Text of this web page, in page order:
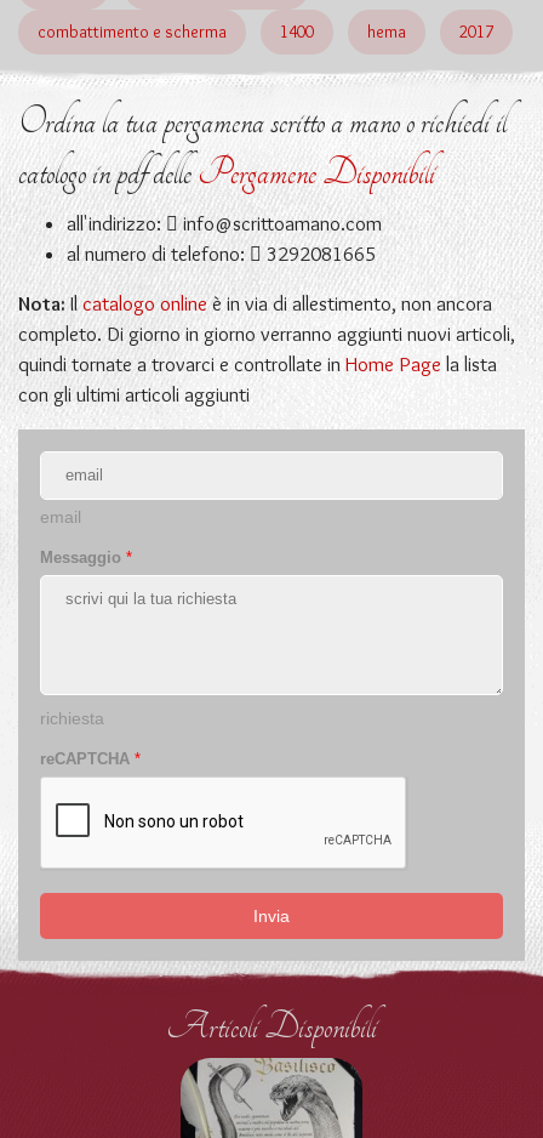
combattimento e scherma 1400 hema 2017
Ordina la tua pergamena scritto a mano o richiedi il
catologo in pdf dellePergamene Disponibili
all'indirizzo: info@scrittoamano.com
al numero di telefono:
3292081665
Nota:Il catalogo onlineè in via di allestimento, non ancora
completo. Di giorno in giorno verranno aggiunti nuovi articoli,
quindi tornate a trovarci e controllate in Home Page la lista
con gli ultimi articoli aggiunti
email
Messaggio *
richiesta
reCAPTCHA *
Invia
Articoli Disponibili